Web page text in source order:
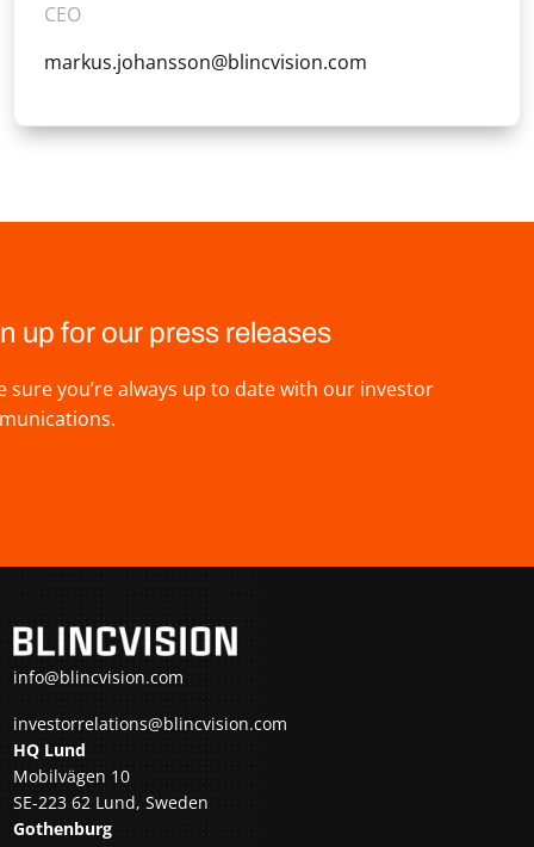
CEO
markus.johansson@blincvision.com
up for our press releases
sure you’re always up to date with our investor
info@blincvision.com
investorrelations@blincvision.com
HQ Lund
Mobilvägen 10
SE-223 62 Lund, Sweden
Gothenburg